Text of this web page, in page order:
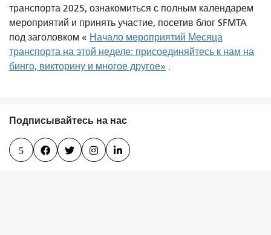
транспорта 2025, ознакомиться с полным календарем
мероприятий и принять участие, посетив блог SFMTA
под заголовком « Начало мероприятий Месяца
транспорта на этой неделе: присоединяйтесь к нам на
бинго, викторину и многое другое» .
Подписывайтесь на нас
5    